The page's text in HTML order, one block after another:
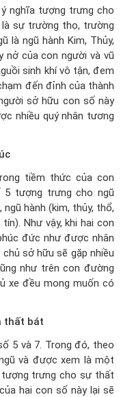
nghĩa tượng trưng cho
sự trường thọ, trường
là ngũ hành Kim, Thủy,
nở của con người và vũ
sinh khí vô tận, đem
đến đỉnh của thành
sở hữu con số này
nhiều quý nhân tương
tiềm thức của con
5 tượng trưng cho ngũ
ngũ hành (kim, thủy, thổ,
Như vậy, khi hai con
đức như được nhân
sở hữu sẽ gặp nhiều
như trên con đường
xe đều mong muốn có
thất bát
5 và 7. Trong đó, theo
và được xem là một
trưng cho sự thất
hai con số này lại sẽ